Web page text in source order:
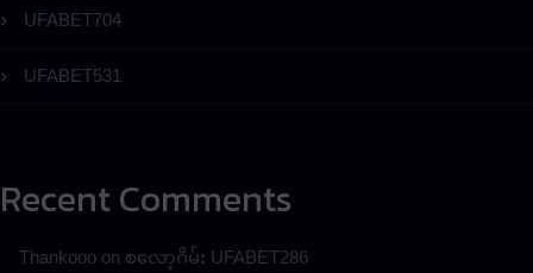
UFABET704
UFABET531
Recent Comments
Thankooo on စလော့ဂိမ်း UFABET286